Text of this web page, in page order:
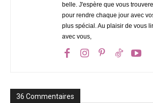
belle. J'espère que vous
pour rendre chaque jour avec
plus spécial. Au plaisir de vous
avec vous,
36 Commentaires